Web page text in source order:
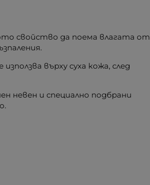
свойство да поема влагата от
върху суха кожа, след
невен и специално подбрани